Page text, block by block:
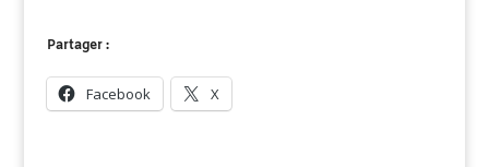
Partager :
Facebook X